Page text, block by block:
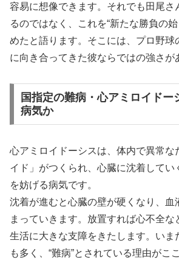
容易に想像できます。それでも田尾さ
るのではなく、これを“新たな勝負の
めたと語ります。そこには、プロ野球
に向き合ってきた彼ならではの強さが
国指定の難病・心アミロイドー
病気か
心アミロイドーシスは、体内で異常な
イド」がつくられ、心臓に沈着してい
を妨げる病気です。
沈着が進むと心臓の壁が硬くなり、血
まっていきます。放置すれば心不全な
生活に大きな支障をきたします。いま
も多く、“難病”とされている理由がこ